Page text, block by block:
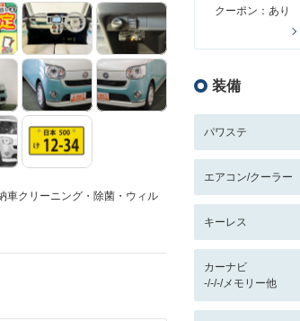
車クリーニング・除菌・ウィル
クーポン：あり
装備
パワステ
エアコン/クーラー
キーレス
カーナビ
-/-/-/メモリー他